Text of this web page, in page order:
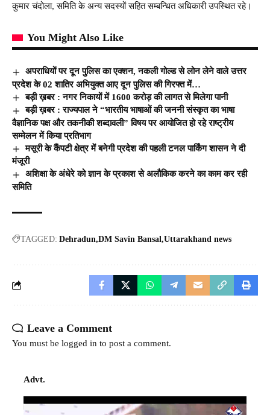
कुमार चंदोला, समिति के अन्य सदस्यों सहित सम्बन्धित अधिकारी उपस्थित रहे।
You Might Also Like
अपराधियों पर दून पुलिस का एक्शन, नकली गोल्ड से लोन लेने वाले उत्तर
प्रदेश के 02 शातिर अभियुक्त आए दून पुलिस की गिरफ्त में…
बड़ी ख़बर : नगर निकायों में 1600 करोड़ की लागत से मिलेगा पानी
बड़ी ख़बर : राज्यपाल ने “भारतीय भाषाओं की जननी संस्कृत का भाषा
वैज्ञानिक पक्ष और तकनीकी शब्दावली” विषय पर आयोजित हो रहे राष्ट्रीय
सम्मेलन में किया प्रतिभाग
मसूरी के कैंपटी क्षेत्र में बनेगी प्रदेश की पहली टनल पार्किंग शासन ने दी
मंजूरी
अशिक्षा के अंधेरे को ज्ञान के प्रकाश से अलौकिक करने का काम कर रही
समिति
TAGGED: Dehradun DM Savin Bansal Uttarakhand news
Leave a Comment
You must be logged in to post a comment.
Advt.
Video